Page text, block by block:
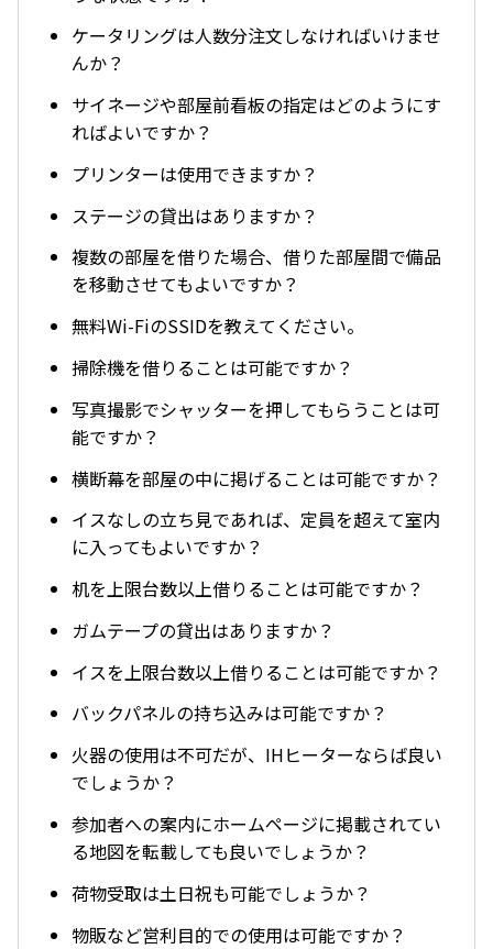
ケータリングは人数分注文しなければいけませ
んか？
サイネージや部屋前看板の指定はどのようにす
ればよいですか？
プリンターは使用できますか？
ステージの貸出はありますか？
複数の部屋を借りた場合、借りた部屋間で備品
を移動させてもよいですか？
無料Wi-FiのSSIDを教えてください。
掃除機を借りることは可能ですか？
写真撮影でシャッターを押してもらうことは可
能ですか？
横断幕を部屋の中に掲げることは可能ですか？
イスなしの立ち見であれば、定員を超えて室内
に入ってもよいですか？
机を上限台数以上借りることは可能ですか？
ガムテープの貸出はありますか？
イスを上限台数以上借りることは可能ですか？
バックパネルの持ち込みは可能ですか？
火器の使用は不可だが、IHヒーターならば良い
でしょうか？
参加者への案内にホームページに掲載されてい
る地図を転載しても良いでしょうか？
荷物受取は土日祝も可能でしょうか？
物販など営利目的での使用は可能ですか？